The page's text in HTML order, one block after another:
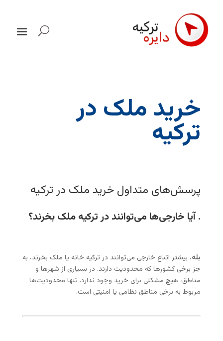
خرید ملک در
ترکیه
پرسش‌های متداول خرید ملک در ترکیه
. آیا خارجی‌ها می‌توانند در ترکیه ملک بخرند؟
بله. بیشتر اتباع خارجی می‌توانند در ترکیه خانه یا ملک بخرند، به
جز برخی کشورها که محدودیت دارند. در بسیاری از شهرها و
مناطق، هیچ مشکلی برای خرید وجود ندارد. تنها محدودیت‌ها
مربوط به برخی مناطق نظامی یا امنیتی است.